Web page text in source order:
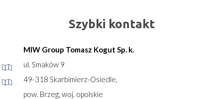
Szybki kontakt
MIW Group Tomasz Kogut Sp. k.
ul. Smaków 9
49-318 Skarbimierz-Osiedle,
pow. Brzeg, woj. opolskie